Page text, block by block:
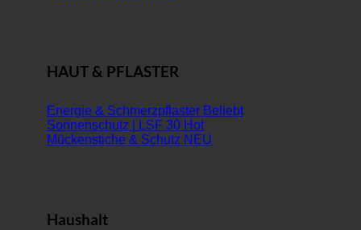
HAUT & PFLASTER
Energie & Schmerzpflaster
Sonnenschutz | LSF 30
Mückenstiche & Schutz
Haushalt